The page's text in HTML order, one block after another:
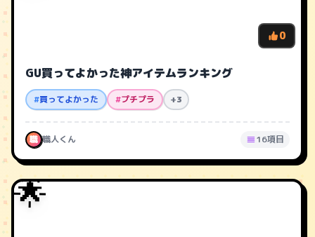
0
GU買ってよかった神アイテムランキング
#買ってよかった #プチプラ +3
職 職人くん 16項目
🌟